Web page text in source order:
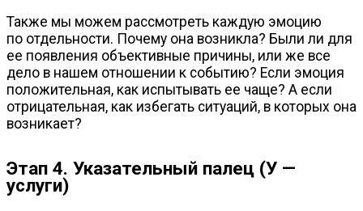
Также мы можем рассмотреть каждую эмоцию
по отдельности. Почему она возникла? Были ли для
ее появления объективные причины, или же все
дело в нашем отношении к событию? Если эмоция
положительная, как испытывать ее чаще? А если
отрицательная, как избегать ситуаций, в которых она
возникает?
Этап 4. Указательный палец (У —
услуги)